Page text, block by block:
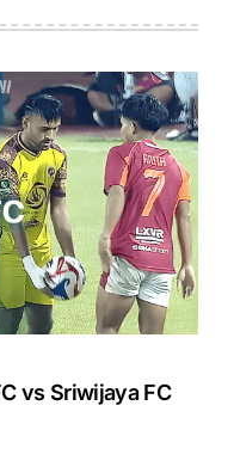
vs Sriwijaya FC